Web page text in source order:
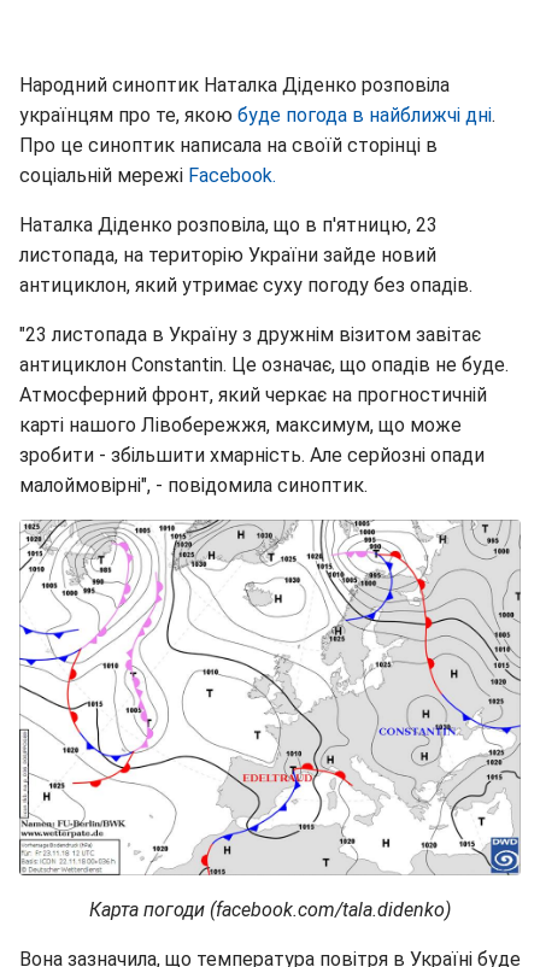
Народний синоптик Наталка Діденко розповіла
українцям про те, якою буде погода в найближчі дні.
Про це синоптик написала на своїй сторінці в
соціальній мережі Facebook.
Наталка Діденко розповіла, що в п'ятницю, 23
листопада, на територію України зайде новий
антициклон, який утримає суху погоду без опадів.
"23 листопада в Україну з дружнім візитом завітає
антициклон Constantin. Це означає, що опадів не буде.
Атмосферний фронт, який черкає на прогностичній
карті нашого Лівобережжя, максимум, що може
зробити - збільшити хмарність. Але серйозні опади
малоймовірні", - повідомила синоптик.
Карта погоди (facebook.com/tala.didenko)
Вона зазначила, що температура повітря в Україні буде